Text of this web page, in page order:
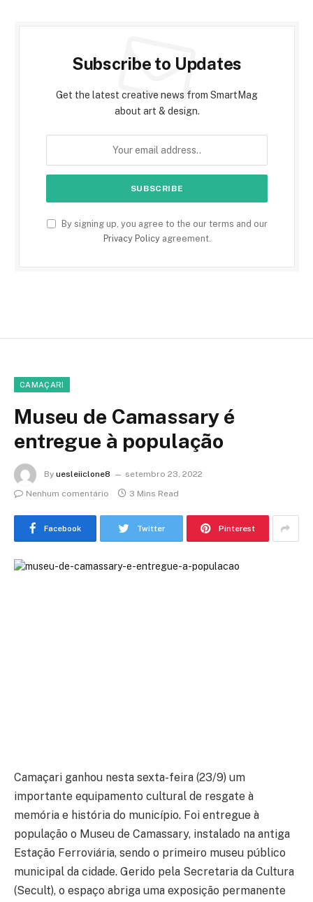
Subscribe to Updates
Get the latest creative news from SmartMag
about art & design.
By signing up, you agree to the our terms and our
Privacy Policyagreement.
CAMAÇARI
Museu de Camassary é
entregue à população
By uesleiiclone8
setembro 23, 2022
Nenhum comentário
3 Mins Read
Facebook Twitter Pinterest
Camaçari ganhou nesta sexta-feira (23/9) um
importante equipamento cultural de resgate à
memória e história do município. Foi entregue à
população o Museu de Camassary, instalado na antiga
Estação Ferroviária, sendo o primeiro museu público
municipal da cidade. Gerido pela Secretaria da Cultura
(Secult), o espaço abriga uma exposição permanente